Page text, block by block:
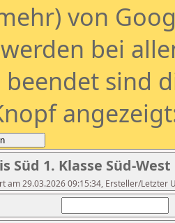
von
bei
beendet sind
Süd 1. Klasse Süd-West
am 29.03.2026 09:15:34, Ersteller/Letzter